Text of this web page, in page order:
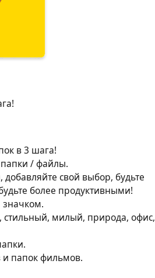
в 3 шага!
/ файлы.
свой выбор, будьте
более продуктивными!
милый, природа, офис,
папок фильмов.